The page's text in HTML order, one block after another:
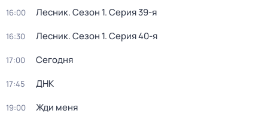
16:00 Лесник. Сезон 1. Серия 39-я
16:30 Лесник. Сезон 1. Серия 40-я
17:00 Сегодня
17:45 ДНК
19:00 Жди меня